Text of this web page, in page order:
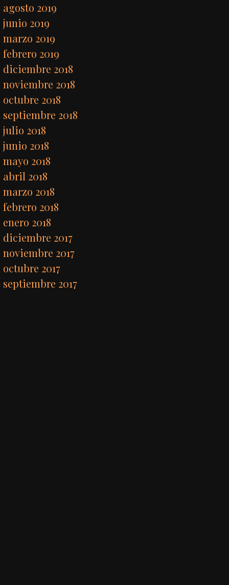
agosto 2019
junio 2019
marzo 2019
febrero 2019
diciembre 2018
noviembre 2018
octubre 2018
septiembre 2018
julio 2018
junio 2018
mayo 2018
abril 2018
marzo 2018
febrero 2018
enero 2018
diciembre 2017
noviembre 2017
octubre 2017
septiembre 2017